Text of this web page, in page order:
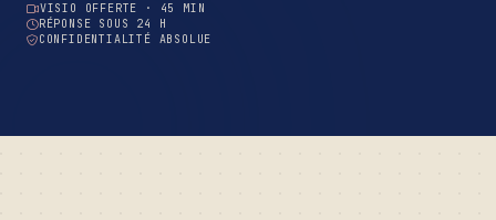
VISIO OFFERTE · 45 MIN
RÉPONSE SOUS 24 H
CONFIDENTIALITÉ ABSOLUE